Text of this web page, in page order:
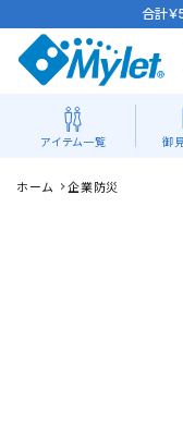
合計
アイテム一覧 御
ホーム 企業防災